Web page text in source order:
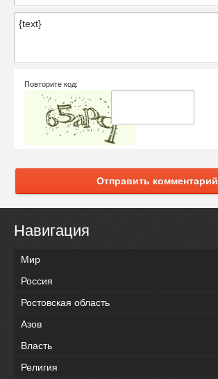
Повторите код:
Отправить комментарий
Навигация
Мир
Россия
Ростовская область
Азов
Власть
Религия